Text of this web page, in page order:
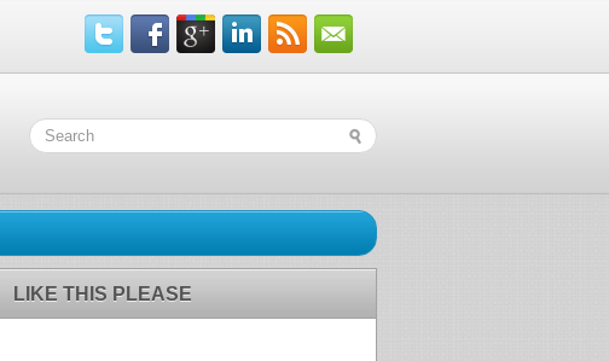
LIKE THIS PLEASE